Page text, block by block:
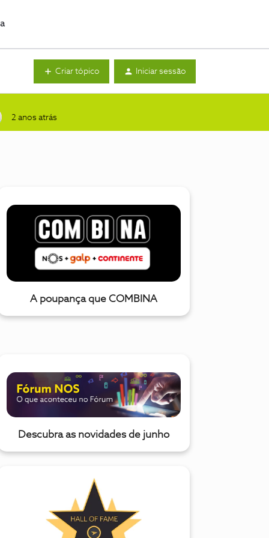
Criar tópico Iniciar sessão
2 anos atrás
A poupança que COMBINA
Descubra as novidades de junho